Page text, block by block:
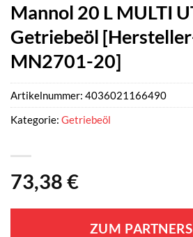
Mannol 20 L MULTI
Getriebeöl
MN2701-20]
73,38 €
ZUM
Artikelnummer: 4036021166490
Kategorie: Getriebeöl